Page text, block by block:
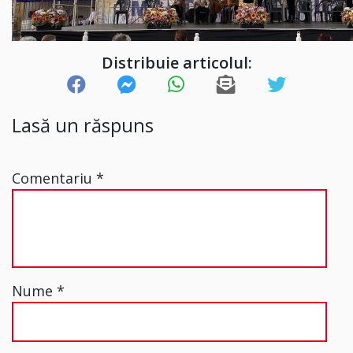
Distribuie articolul:
Lasă un răspuns
Comentariu *
Nume *